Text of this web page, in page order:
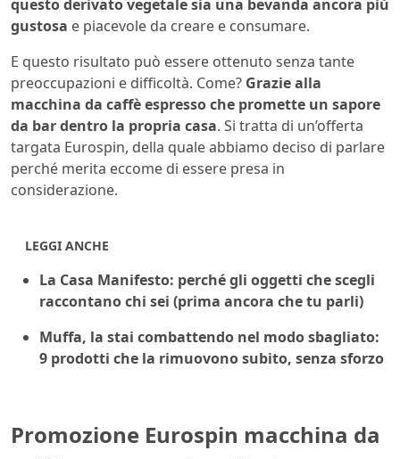
questo derivato vegetale sia una bevanda ancora più
gustosa e piacevole da creare e consumare.
E questo risultato può essere ottenuto senza tante
preoccupazioni e difficoltà. Come? Grazie alla
macchina da caffè espresso che promette un sapore
da bar dentro la propria casa. Si tratta di un’offerta
targata Eurospin, della quale abbiamo deciso di parlare
perché merita eccome di essere presa in
considerazione.
LEGGI ANCHE
La Casa Manifesto: perché gli oggetti che scegli
raccontano chi sei (prima ancora che tu parli)
Muffa, la stai combattendo nel modo sbagliato:
9 prodotti che la rimuovono subito, senza sforzo
Promozione Eurospin macchina da